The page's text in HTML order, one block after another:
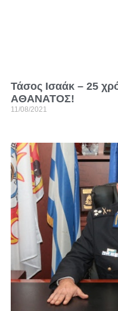
Τάσος Ισαάκ – 25
ΑΘΑΝΑΤΟΣ!
11/08/2021